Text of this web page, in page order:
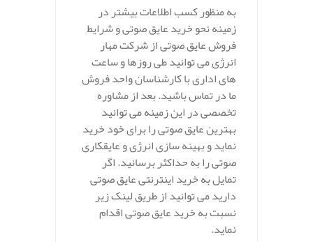
به منظور کسب اطلاعات بیشتر در
زمینه نحو خرید عایق صوتی و شرایط
فروش عایق صوتی از شرکت مهار
انرژی می توانید طی روزها و ساعت
های اداری با کارشناسان واحد فروش
ما در تماس باشید. بعد از مشاوره
تخصصی در این زمینه می توانید
بهترین عایق صوتی را برای خود خرید
نماید و بهینه سازی انرژی و عایقکاری
صوتی را به حداکثر برسانید. اگر
تمایل به خرید اینترنتی عایق صوتی
دارید می توانید از طریق لینک زیر
نسبت به خرید عایق صوتی اقدام
نماید.